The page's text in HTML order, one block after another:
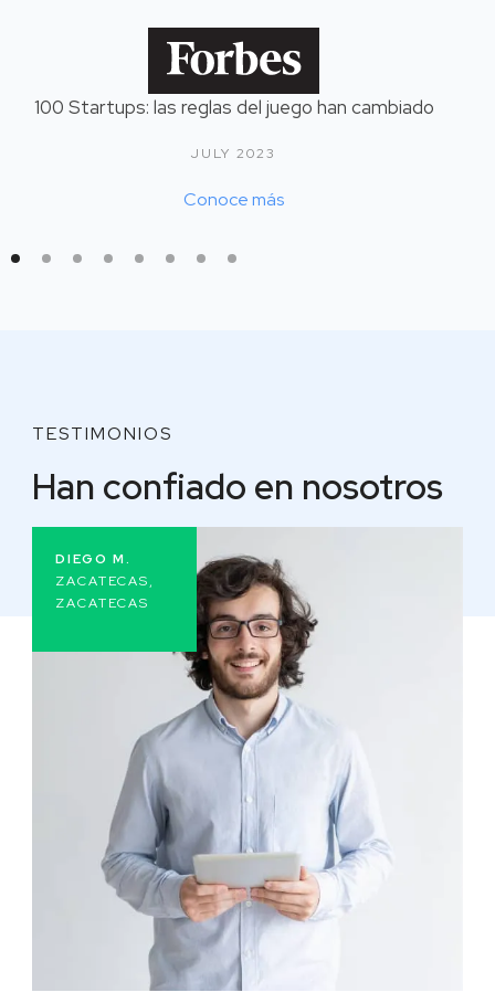
100 Startups: las reglas del juego han cambiado
JULY 2023
Conoce más
TESTIMONIOS
Han confiado en nosotros
DIEGO M.
ZACATECAS,
ZACATECAS